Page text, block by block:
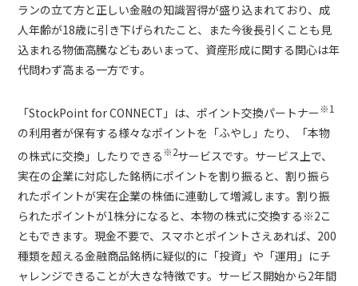
ランの立て方と正しい金融の知識習得が盛り込まれており、成
人年齢が18歳に引き下げられたこと、また今後長引くことも見
込まれる物価高騰などもあいまって、資産形成に関する関心は年
代問わず高まる一方です。
「StockPoint for CONNECT」は、ポイント交換パートナー※1
の利用者が保有する様々なポイントを「ふやし」たり、「本物
の株式に交換」したりできる※2サービスです。サービス上で、
実在の企業に対応した銘柄にポイントを割り振ると、割り振ら
れたポイントが実在企業の株価に連動して増減します。割り振
られたポイントが1株分になると、本物の株式に交換する※2こ
ともできます。現金不要で、スマホとポイントさえあれば、200
種類を超える金融商品銘柄に疑似的に「投資」や「運用」にチ
ャレンジできることが大きな特徴です。サービス開始から2年間